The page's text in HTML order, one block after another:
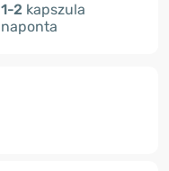
1-2 kapszula
naponta